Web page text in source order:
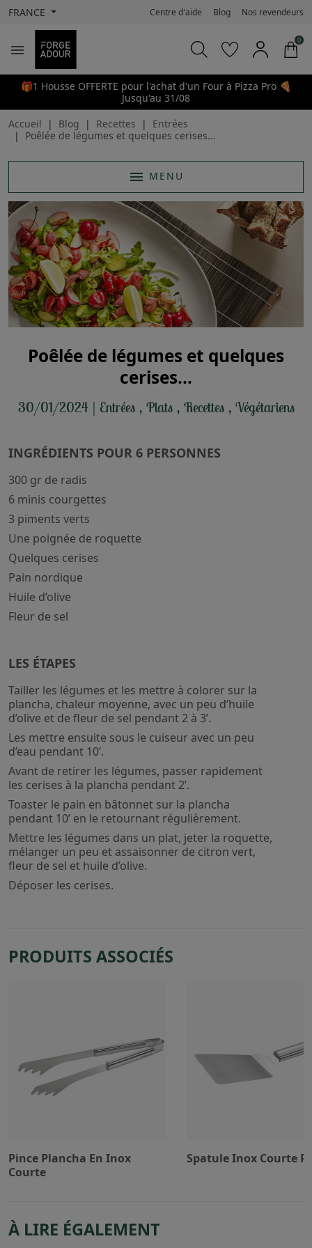
FRANCE Centre d'aide Blog Nos revendeurs

0
🎁1 Housse OFFERTE pour l'achat d'un Four à Pizza Pro 🍕
Jusqu'au 31/08
Accueil
Blog Recettes
Entrées
Poêlée de légumes et quelques cerises...
menu MENU
Poêlée de légumes et quelques
cerises...
30/01/2024 | Entrées , Plats , Recettes , Végétariens
INGRÉDIENTS POUR 6 PERSONNES
300 gr de radis
6 minis courgettes
3 piments verts
Une poignée de roquette
Quelques cerises
Pain nordique
Huile d’olive
Fleur de sel
LES ÉTAPES
Tailler les légumes et les mettre à colorer sur la
plancha, chaleur moyenne, avec un peu d’huile
d’olive et de fleur de sel pendant 2 à 3’.
Les mettre ensuite sous le cuiseur avec un peu
d’eau pendant 10’.
Avant de retirer les légumes, passer rapidement
les cerises à la plancha pendant 2’.
Toaster le pain en bâtonnet sur la plancha
pendant 10’ en le retournant régulièrement.
Mettre les légumes dans un plat, jeter la roquette,
mélanger un peu et assaisonner de citron vert,
fleur de sel et huile d’olive.
Déposer les cerises.
PRODUITS ASSOCIÉS
Pince Plancha En Inox
Courte
Spatule Inox Courte
À LIRE ÉGALEMENT